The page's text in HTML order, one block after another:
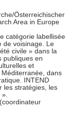
Österreichischer
Area in Europe
catégorie labellisée
de voisinage. Le
civile » dans la
publiques en
et
dans
INTEND
les stratégies, les
».